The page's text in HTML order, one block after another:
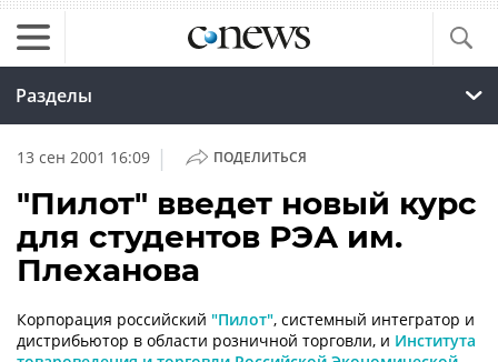
Разделы
13 сен 2001 16:09 | ПОДЕЛИТЬСЯ
"Пилот" введет новый курс
для студентов РЭА им.
Плеханова
Корпорация российский "Пилот", системный интегратор и
дистрибьютор в области розничной торговли, и Института